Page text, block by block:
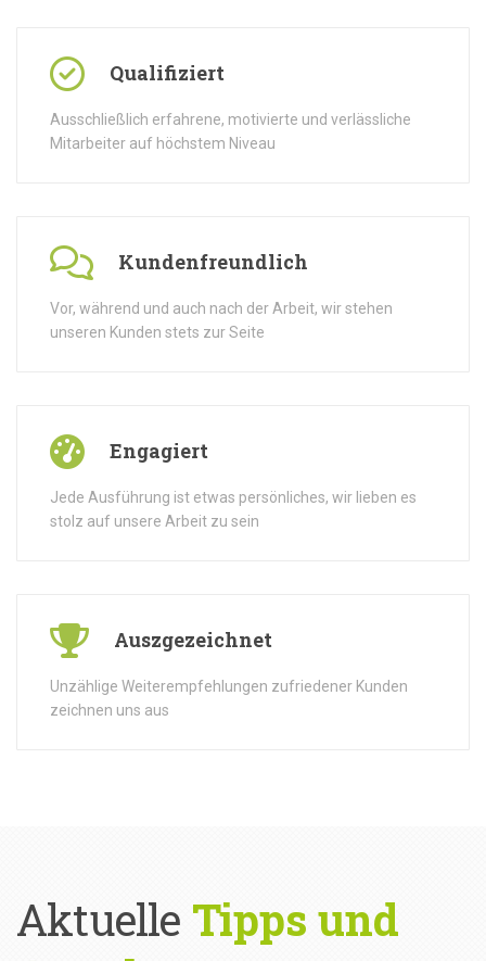
Qualifiziert
Ausschließlich erfahrene, motivierte und verlässliche
Mitarbeiter auf höchstem Niveau
Kundenfreundlich
Vor, während und auch nach der Arbeit, wir stehen
unseren Kunden stets zur Seite
Engagiert
Jede Ausführung ist etwas persönliches, wir lieben es
stolz auf unsere Arbeit zu sein
Auszgezeichnet
Unzählige Weiterempfehlungen zufriedener Kunden
zeichnen uns aus
Aktuelle Tipps und